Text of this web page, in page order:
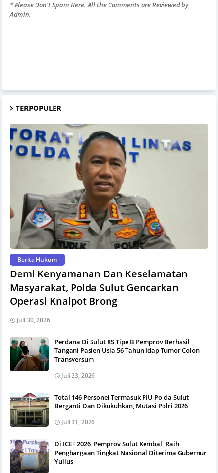
* Please Don't Spam Here. All the Comments are Reviewed by
Admin.
TERPOPULER
Berita Hukum
Demi Kenyamanan Dan Keselamatan
Masyarakat, Polda Sulut Gencarkan
Operasi Knalpot Brong
Juli 30, 2026
Perdana Di Sulut RS Tipe B Pemprov Berhasil
Tangani Pasien Usia 56 Tahun Idap Tumor Colon
Transversum
Juli 23, 2026
Total 146 Personel Termasuk PJU Polda Sulut
Berganti Dan Dikukuhkan, Mutasi Polri 2026
Juli 31, 2026
Di ICEF 2026, Pemprov Sulut Kembali Raih
Penghargaan Tingkat Nasional Diterima Gubernur
Yulius